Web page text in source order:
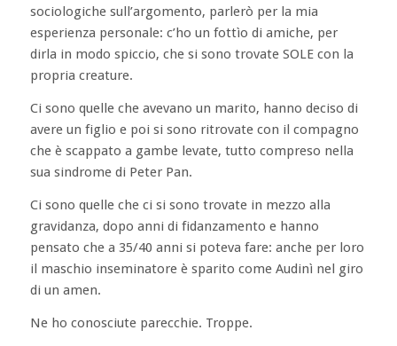
sociologiche sull’argomento, parlerò per la mia
esperienza personale: c’ho un fottìo di amiche, per
dirla in modo spiccio, che si sono trovate SOLE con la
propria creature.
Ci sono quelle che avevano un marito, hanno deciso di
avere un figlio e poi si sono ritrovate con il compagno
che è scappato a gambe levate, tutto compreso nella
sua sindrome di Peter Pan.
Ci sono quelle che ci si sono trovate in mezzo alla
gravidanza, dopo anni di fidanzamento e hanno
pensato che a 35/40 anni si poteva fare: anche per loro
il maschio inseminatore è sparito come Audinì nel giro
di un amen.
Ne ho conosciute parecchie. Troppe.